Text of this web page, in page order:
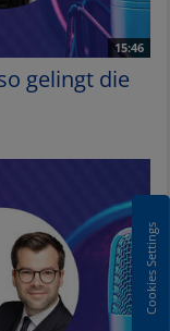
Cookies Settings
15:46
gelingt die